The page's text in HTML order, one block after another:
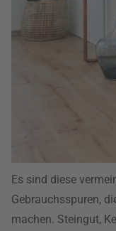
Es sind diese
Gebrauchsspuren,
machen. Steingut,